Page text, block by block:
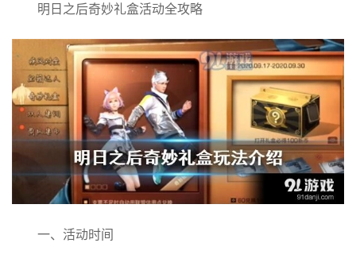
明日之后奇妙礼盒活动全攻略
一、活动时间